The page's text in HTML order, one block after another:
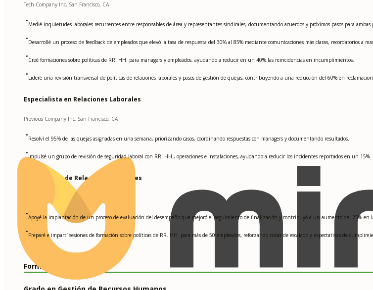
Tech Company Inc, San Francisco, CA
•Medié inquietudes laborales recurrentes entre responsables de área y representantes sindicales, documentando acuerdos y próximos pasos para ambas
•Desarrollé un proceso de feedback de empleados que elevó la tasa de respuesta del 30% al 85% mediante comunicaciones más claras, recordatorios a
•Creé formaciones sobre políticas de RR. HH. para managers y empleados, ayudando a reducir en un 40% las reincidencias en incumplimientos.
•Lideré una revisión transversal de políticas de relaciones laborales y pasos de gestión de quejas, contribuyendo a una reducción del 60% en
Especialista en Relaciones Laborales
Previous Company Inc, San Francisco, CA
•Resolví el 95% de las quejas asignadas en una semana, priorizando casos, coordinando respuestas con managers y documentando resultados.
•Impulsé un grupo de revisión de seguridad laboral con RR. HH., operaciones e instalaciones, ayudando a reducir los incidentes reportados en un 15%.
Coordinador de Relaciones Laborales
Another Company LLC, San Francisco, CA
•Apoyé la implantación de un proceso de evaluación del desempeño que mejoró el seguimiento de finalización y contribuyó a un aumento del 25% en
•Preparé e impartí sesiones de formación sobre políticas de RR. HH. para más de 50 empleados, reforzando rutas de escalado y expectativas de
Formación Académica